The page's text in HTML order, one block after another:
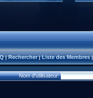
|Rechercher|Liste des Membres
Nom d'utilisateur: